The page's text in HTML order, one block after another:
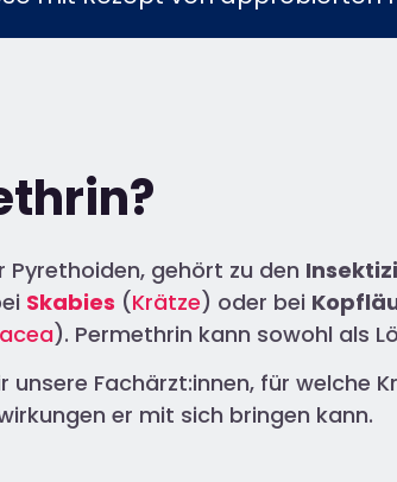
Pyrethoiden, gehört zu den
Skabies (Krätze) oder bei
). Permethrin kann sowohl als
unsere Fachärzt:innen, für
er mit sich bringen kann.